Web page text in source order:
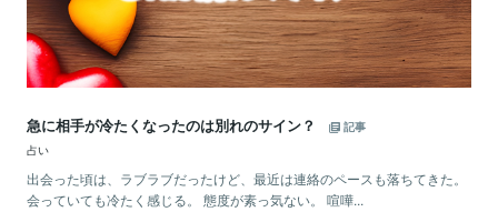
急に相手が冷たくなったのは別れのサイン？
記事
占い
出会った頃は、ラブラブだったけど、最近は連絡のペースも落ちてきた。
会っていても冷たく感じる。 態度が素っ気ない。 喧嘩...